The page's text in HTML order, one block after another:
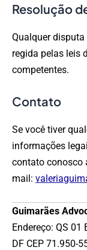
Resolução
Qualquer
regida pelas leis
competentes.
Contato
Se você tiver
informações
contato conosco
mail:
Guimarães
Endereço: QS 01
DF CEP 71.950-